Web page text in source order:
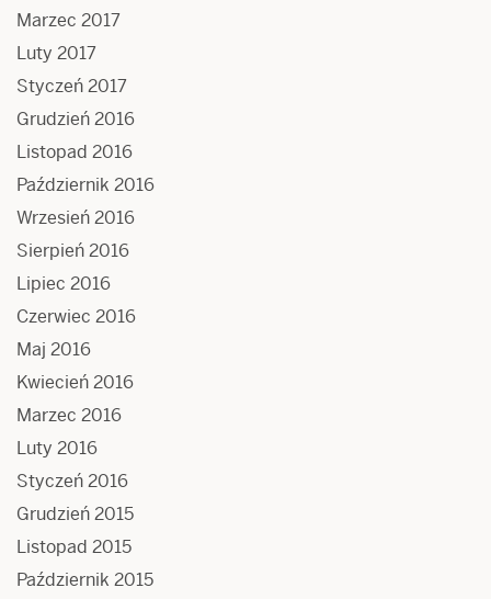
Marzec 2017
Luty 2017
Styczeń 2017
Grudzień 2016
Listopad 2016
Październik 2016
Wrzesień 2016
Sierpień 2016
Lipiec 2016
Czerwiec 2016
Maj 2016
Kwiecień 2016
Marzec 2016
Luty 2016
Styczeń 2016
Grudzień 2015
Listopad 2015
Październik 2015